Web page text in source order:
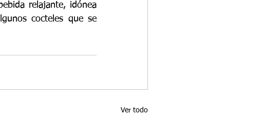
relajante, idónea
cocteles que se
Ver todo